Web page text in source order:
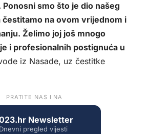
smo što je dio našeg
čestitamo na ovom vrijednom i
Želimo joj još mnogo
i profesionalnih postignuća u
iz Nasade, uz čestitke
PRATITE NAS I NA
Newsletter
Dnevni pregled vijesti